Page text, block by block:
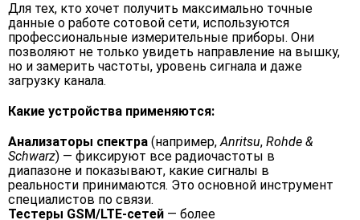
Для тех, кто хочет получить максимально точные
данные о работе сотовой сети, используются
профессиональные измерительные приборы. Они
позволяют не только увидеть направление на вышку,
но и замерить частоты, уровень сигнала и даже
загрузку канала.
Какие устройства применяются:
Анализаторы спектра (например,Anritsu, Rohde &
Schwarz) — фиксируют все радиочастоты в
диапазоне и показывают, какие сигналы в
реальности принимаются. Это основной инструмент
специалистов по связи.
Тестеры GSM/LTE-сетей — более